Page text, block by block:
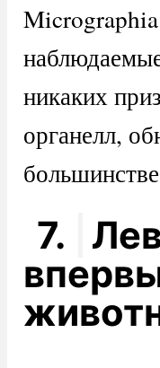
никаких
органелл,
7.